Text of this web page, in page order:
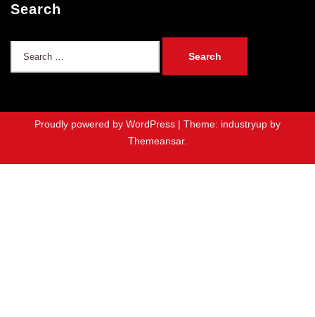
Search
Proudly powered by WordPress | Theme: industryup by
Themeansar.